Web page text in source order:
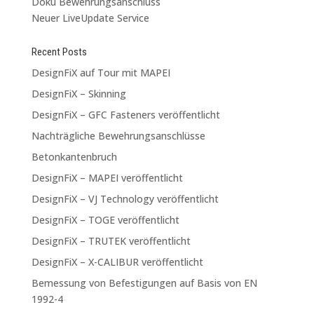
Neuer LiveUpdate Service
Recent Posts
DesignFiX auf Tour mit MAPEI
DesignFiX – Skinning
DesignFiX – GFC Fasteners veröffentlicht
Nachträgliche Bewehrungsanschlüsse
Betonkantenbruch
DesignFiX – MAPEI veröffentlicht
DesignFiX – VJ Technology veröffentlicht
DesignFiX – TOGE veröffentlicht
DesignFiX – TRUTEK veröffentlicht
DesignFiX – X-CALIBUR veröffentlicht
Bemessung von Befestigungen auf Basis von EN
1992-4